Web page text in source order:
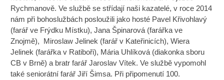
Rychmanově. Ve službě se střídají naši kazatelé, v roce 2014
nám při bohoslužbách posloužili jako hosté Pavel Křivohlavý
(farář ve Frýdku Místku), Jana Špinarová (farářka ve
Znojmě), Miroslaw Jelinek (farář v Kateřinicích), Wiera
Jelinek (farářka v Ratiboři), Mária Uhlíková (diakonka sboru
CB v Brně) a bratr farář Jaroslav Vítek. Ve službě vypomohl
také seniorátní farář Jiří Šimsa. Při připomenutí 100.